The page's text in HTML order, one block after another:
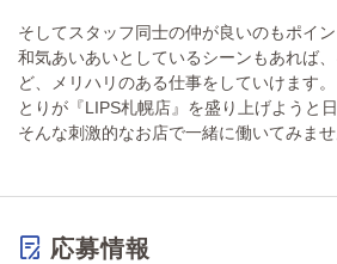
そしてスタッフ同士の仲が良いのもポイン
和気あいあいとしているシーンもあれば
ど、メリハリのある仕事をしていけます
とりが『LIPS札幌店』を盛り上げようと
そんな刺激的なお店で一緒に働いてみませ
応募情報